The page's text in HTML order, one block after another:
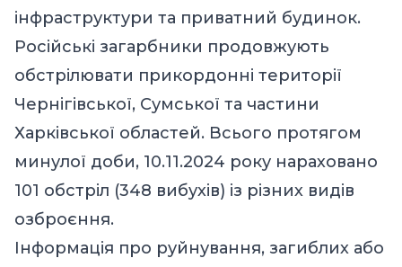
інфраструктури та приватний будинок.
Російські загарбники продовжують
обстрілювати прикордонні території
Чернігівської, Сумської та частини
Харківської областей. Всього протягом
минулої доби, 10.11.2024 року нараховано
101 обстріл (348 вибухів) із різних видів
озброєння.
Інформація про руйнування, загиблих або